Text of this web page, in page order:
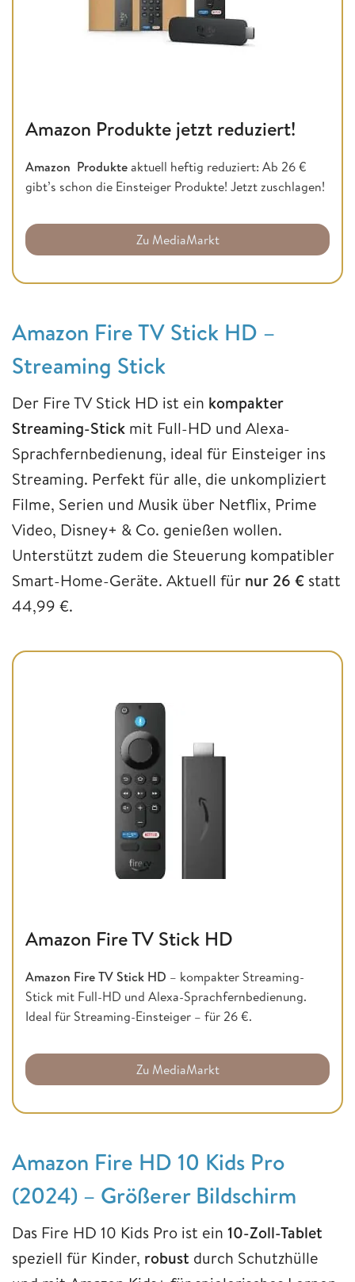
Amazon Produkte jetzt reduziert!
Amazon Produkteaktuell heftig reduziert: Ab 26 €
gibt’s schon die Einsteiger Produkte! Jetzt zuschlagen!
Zu MediaMarkt
Amazon Fire TV Stick HD –
Streaming Stick
Der Fire TV Stick HD ist ein kompakter
Streaming-Stick mit Full-HD und Alexa-
Sprachfernbedienung, ideal für Einsteiger ins
Streaming. Perfekt für alle, die unkompliziert
Filme, Serien und Musik über Netflix, Prime
Video, Disney+ & Co. genießen wollen.
Unterstützt zudem die Steuerung kompatibler
Smart-Home-Geräte. Aktuell für nur 26 € statt
44,99 €.
Amazon Fire TV Stick HD
Amazon Fire TV Stick HD – kompakter Streaming-
Stick mit Full-HD und Alexa-Sprachfernbedienung.
Ideal für Streaming-Einsteiger – für 26 €.
Zu MediaMarkt
Amazon Fire HD 10 Kids Pro
(2024) – Größerer Bildschirm
Das Fire HD 10 Kids Pro ist ein 10-Zoll-Tablet
speziell für Kinder, robust durch Schutzhülle